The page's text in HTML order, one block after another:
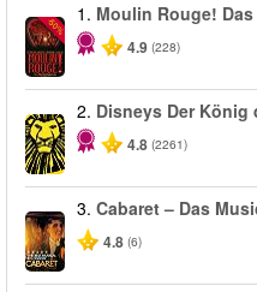
-50%
1. Moulin Rouge!
4.9 (228)
2. Disneys Der
4.8 (2261)
3. Cabaret – Das
4.8 (6)